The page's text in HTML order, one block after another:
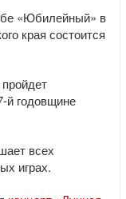
«Юбилейный» в
края состоится
й годовщине
всех
играх.